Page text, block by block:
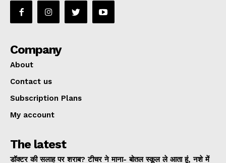
Company
About
Contact us
Subscription Plans
My account
The latest
डॉक्टर की सलाह पर शराब? टीचर ने माना- बोतल स्कूल ले आता हूं, नशे में